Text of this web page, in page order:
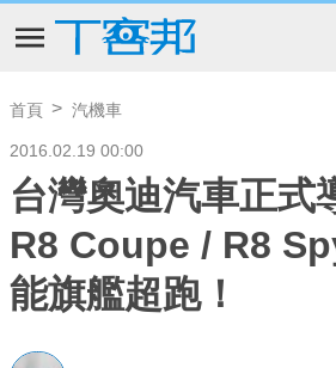
首頁 汽機車
2016.02.19 00:00
台灣奧迪汽車正式
R8 Coupe / R8
能旗艦超跑！